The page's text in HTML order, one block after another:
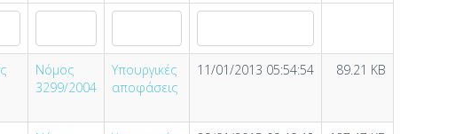
Νόμος
3299/2004
Υπουργικές
αποφάσεις
11/01/2013 05:54:54 89.21 KB